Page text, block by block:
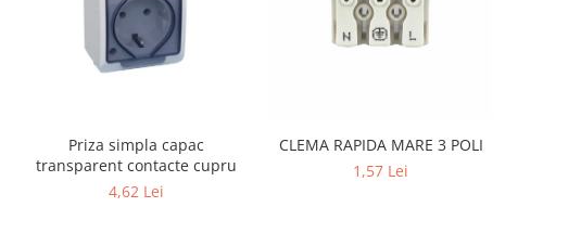
Priza simpla capac
transparent contacte cupru
4,62 Lei
CLEMA RAPIDA MARE 3 POLI
1,57 Lei